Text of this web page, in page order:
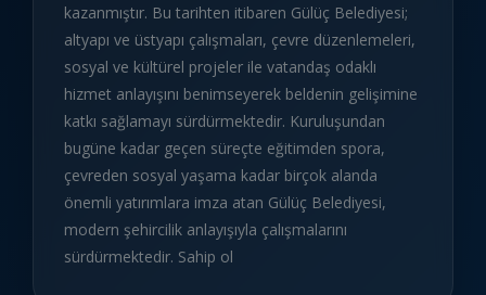
kazanmıştır. Bu tarihten itibaren Gülüç Belediyesi;
altyapı ve üstyapı çalışmaları, çevre düzenlemeleri,
sosyal ve kültürel projeler ile vatandaş odaklı
hizmet anlayışını benimseyerek beldenin gelişimine
katkı sağlamayı sürdürmektedir. Kuruluşundan
bugüne kadar geçen süreçte eğitimden spora,
çevreden sosyal yaşama kadar birçok alanda
önemli yatırımlara imza atan Gülüç Belediyesi,
modern şehircilik anlayışıyla çalışmalarını
sürdürmektedir. Sahip ol